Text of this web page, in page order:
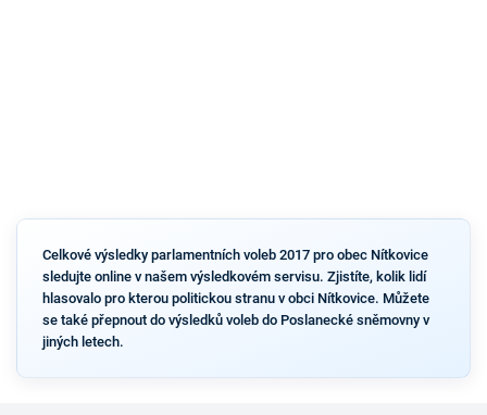
Celkové výsledky parlamentních voleb 2017 pro obec Nítkovice
sledujte online v našem výsledkovém servisu. Zjistíte, kolik lidí
hlasovalo pro kterou politickou stranu v obci Nítkovice. Můžete
se také přepnout do výsledků voleb do Poslanecké sněmovny v
jiných letech.